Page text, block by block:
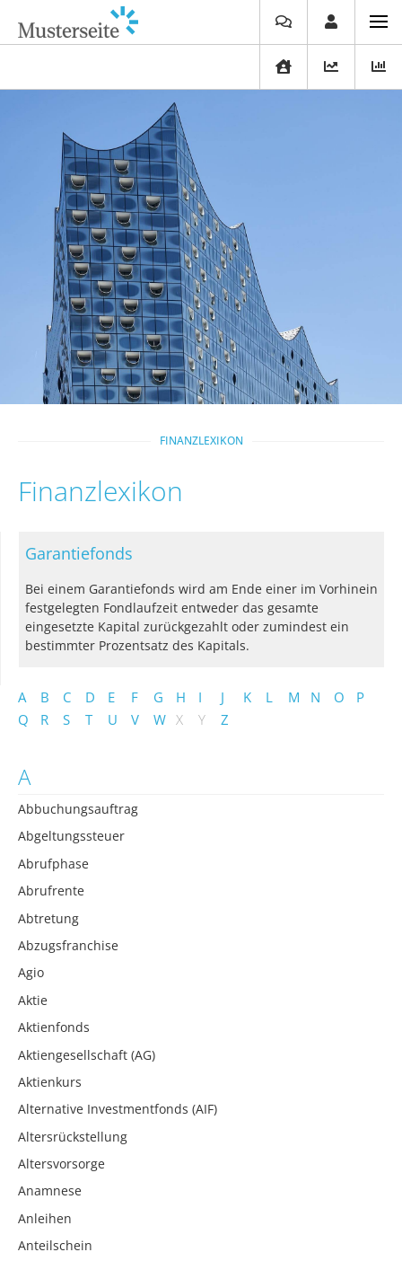
FINANZLEXIKON
Finanzlexikon
A B C D E F G H I J K L M N O
P
Q
R S T U V W X Y Z
A
Abbuchungsauftrag
Abgeltungssteuer
Abrufphase
Abrufrente
Abtretung
Abzugsfranchise
Agio
Aktie
Aktienfonds
Aktiengesellschaft (AG)
Aktienkurs
Alternative Investmentfonds (AIF)
Altersrückstellung
Altersvorsorge
Anamnese
Anleihen
Anteilschein
Garantiefonds
Bei einem Garantiefonds wird am Ende einer im Vorhinein
festgelegten Fondlaufzeit entweder das gesamte
eingesetzte Kapital zurückgezahlt oder zumindest ein
bestimmter Prozentsatz des Kapitals.